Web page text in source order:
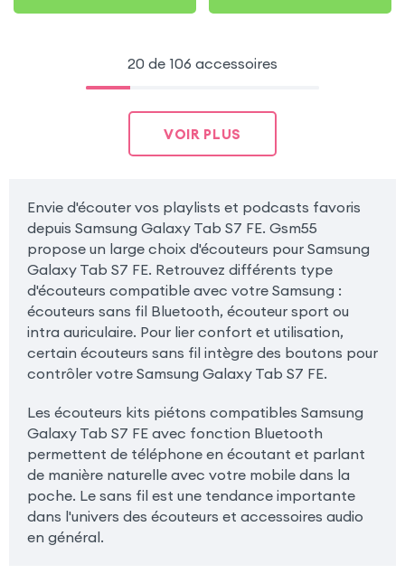
20 de 106 accessoires
VOIR PLUS
Envie d'écouter vos playlists et podcasts favoris
depuis Samsung Galaxy Tab S7 FE. Gsm55
propose un large choix d'écouteurs pour Samsung
Galaxy Tab S7 FE. Retrouvez différents type
d'écouteurs compatible avec votre Samsung :
écouteurs sans fil Bluetooth, écouteur sport ou
intra auriculaire. Pour lier confort et utilisation,
certain écouteurs sans fil intègre des boutons pour
contrôler votre Samsung Galaxy Tab S7 FE.
Les écouteurs kits piétons compatibles Samsung
Galaxy Tab S7 FE avec fonction Bluetooth
permettent de téléphone en écoutant et parlant
de manière naturelle avec votre mobile dans la
poche. Le sans fil est une tendance importante
dans l'univers des écouteurs et accessoires audio
en général.